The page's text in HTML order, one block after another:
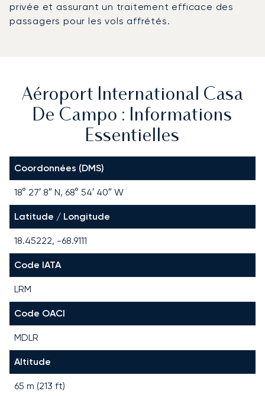
privée et assurant un traitement efficace des
passagers pour les vols affrétés.
Aéroport International Casa
De Campo : Informations
Essentielles
Coordonnées (DMS)
18° 27′ 8″ N, 68° 54′ 40″ W
Latitude / Longitude
18.45222, -68.9111
Code IATA
LRM
Code OACI
MDLR
Altitude
65 m (213 ft)